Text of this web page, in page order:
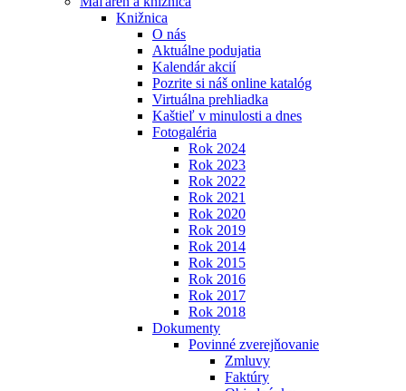
Knižnica
O nás
Aktuálne podujatia
Kalendár akcií
Pozrite si náš online katalóg
Virtuálna prehliadka
Kaštieľ v minulosti a dnes
Fotogaléria
Rok 2024
Rok 2023
Rok 2022
Rok 2021
Rok 2020
Rok 2019
Rok 2014
Rok 2015
Rok 2016
Rok 2017
Rok 2018
Dokumenty
Povinné zverejňovanie
Zmluvy
Faktúry